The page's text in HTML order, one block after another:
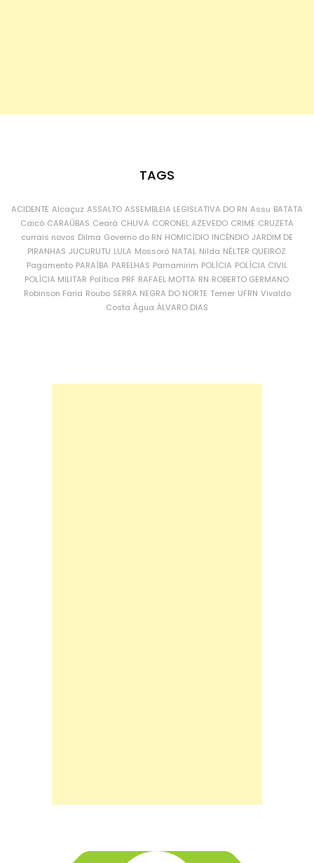
TAGS
ACIDENTE Alcaçuz ASSALTO ASSEMBLEIA LEGISLATIVA DO RN Assu BATATA
Caicó CARAÚBAS Ceará CHUVA CORONEL AZEVEDO CRIME CRUZETA
currais novos Dilma Governo do RN HOMICÍDIO INCÊNDIO JARDIM DE
PIRANHAS JUCURUTU LULA Mossoró NATAL Nilda NÉLTER QUEIROZ
Pagamento PARAÍBA PARELHAS Parnamirim POLÍCIA POLÍCIA CIVIL
POLÍCIA MILITAR Política PRF RAFAEL MOTTA RN ROBERTO GERMANO
Robinson Faria Roubo SERRA NEGRA DO NORTE Temer UFRN Vivaldo
Costa Água ÁLVARO DIAS